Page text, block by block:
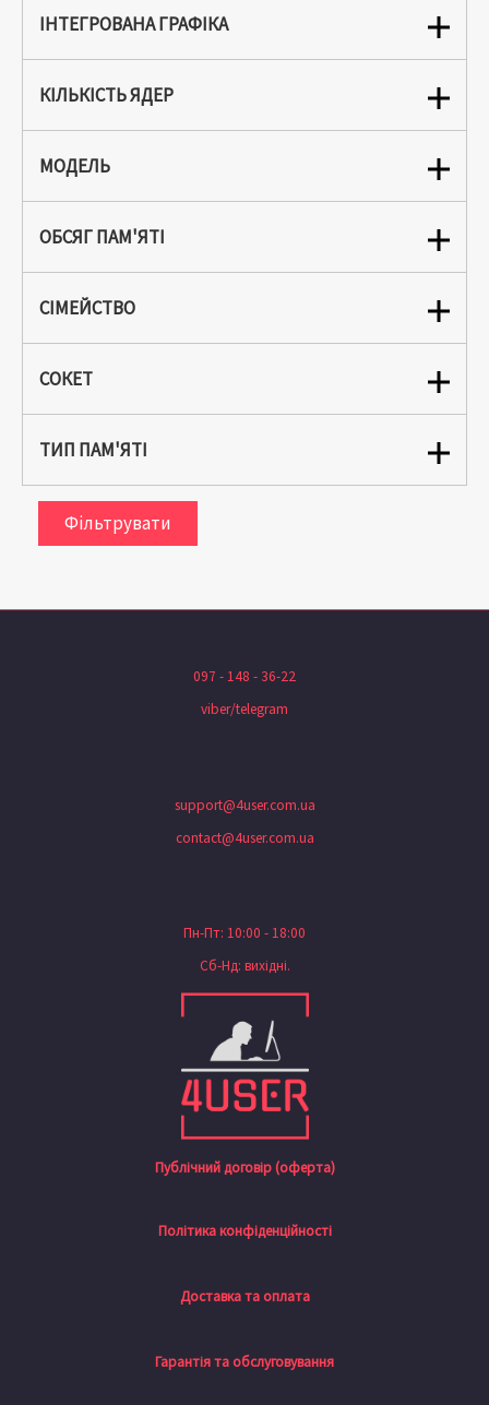
ІНТЕГРОВАНА ГРАФІКА
КІЛЬКІСТЬ ЯДЕР
МОДЕЛЬ
ОБСЯГ ПАМ'ЯТІ
СІМЕЙСТВО
СОКЕТ
ТИП ПАМ'ЯТІ
Фільтрувати
097 - 148 - 36-22
viber/telegram
support@4user.com.ua
contact@4user.com.ua
Пн-Пт: 10:00 - 18:00
Сб-Нд: вихідні.
Публічний договір (оферта)
Політика конфіденційності
Доставка та оплата
Гарантія та обслуговування